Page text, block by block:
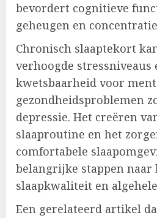
bevordert cognitieve
geheugen en
Chronisch slaaptekort
verhoogde stressniveaus
kwetsbaarheid voor
gezondheidsproblemen
depressie. Het creëren
slaaproutine en het
comfortabele
belangrijke stappen naar
slaapkwaliteit en
Een gerelateerd artikel